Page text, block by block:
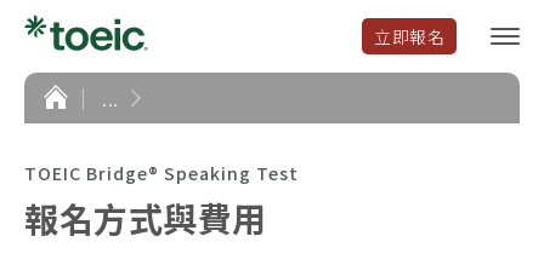
立即報名
選
單
首
頁
...
TOEIC Bridge® Speaking Test
報名方式與費用